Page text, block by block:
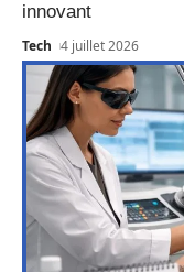
innovant
Tech 4 juillet 2026